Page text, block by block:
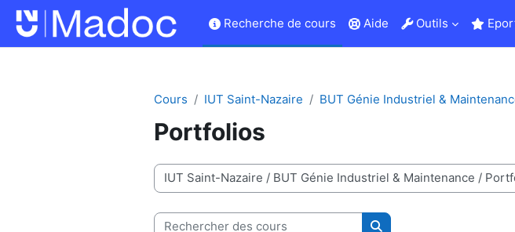
Passer au contenu principal
Recherche de cours
Aide Outils
Cours IUT Saint-Nazaire BUT Génie Industriel &
Portfolios
Catégories de cours
Rechercher des cours